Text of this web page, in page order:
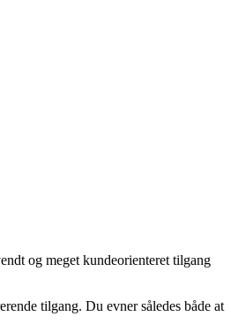
og meget kundeorienteret tilgang
tilgang. Du evner således både at